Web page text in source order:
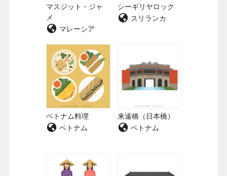
マスジット・ジャ
メ
マレーシア
シーギリヤロック
スリランカ
ベトナム料理
ベトナム
来遠橋（日本橋）
ベトナム